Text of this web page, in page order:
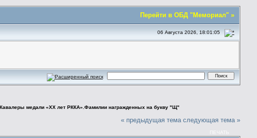
Перейти в ОБД "Мемориал" »
06 Августа 2026, 18:01:05
Кавалеры медали «ХХ лет РККА».Фамилии награжденных на букву "Щ"
« предыдущая тема следующая тема »
ПЕЧАТЬ